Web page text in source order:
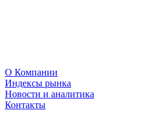
О Компании
Индексы рынка
Новости и аналитика
Контакты